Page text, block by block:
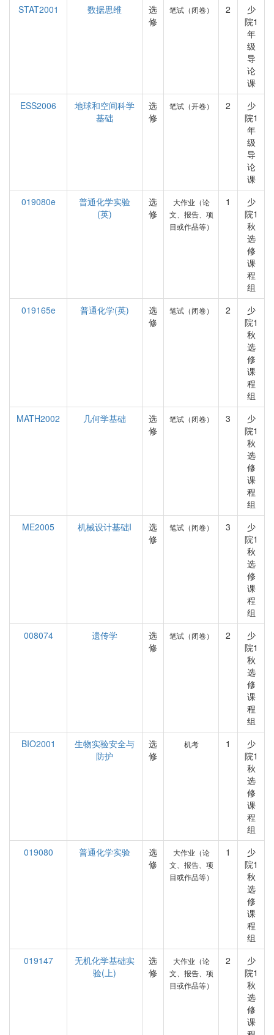
STAT2001
数据思维
选
修
笔试（闭卷） 2
少
院1
年
级
导
论
课
ESS2006
地球和空间科学
基础
选
修
笔试（开卷） 2
少
院1
年
级
导
论
课
019080e
普通化学实验
(英)
选
修
大作业（论
文、报告、项
目或作品等）
1
少
院1
秋
选
修
课
程
组
019165e
普通化学(英)
选
修
笔试（闭卷） 2
少
院1
秋
选
修
课
程
组
MATH2002
几何学基础
选
修
笔试（闭卷） 3
少
院1
秋
选
修
课
程
组
ME2005
机械设计基础I
选
修
笔试（闭卷） 3
少
院1
秋
选
修
课
程
组
008074
遗传学
选
修
笔试（闭卷） 2
少
院1
秋
选
修
课
程
组
BIO2001
生物实验安全与
防护
选
修
机考 1
少
院1
秋
选
修
课
程
组
019080
普通化学实验
选
修
大作业（论
文、报告、项
目或作品等）
1
少
院1
秋
选
修
课
程
组
019147
无机化学基础实
验(上)
选
修
大作业（论
文、报告、项
目或作品等）
2
少
院1
秋
选
修
课